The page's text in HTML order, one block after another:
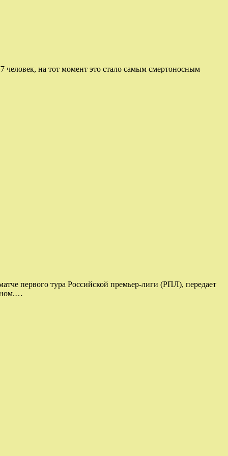
человек, на тот момент это стало самым смертоносным
первого тура Российской премьер-лиги (РПЛ), передает